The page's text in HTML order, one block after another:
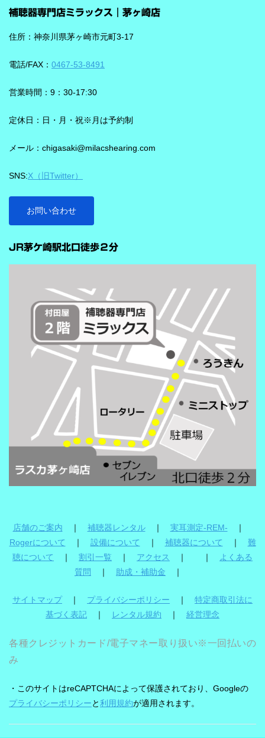
音が同時に耳に入ってきます。 ビビアは、そうした場面で必要な
ことばと不要な雑音のコントラストをつくる方向で働くことが特
やすくする設計と考えると理解しやすいです。 DNNチップで、騒
Neural Network）チップが搭載されています。 このDNNチップは
を支える役割を担うと説明されています。 さらに、このチップが
作し、1日あたり4.9兆回の演算を行うとされています。 「インテ
ビビアの注目機能の一つが「インテリジェンス フォーカス」で
ストをつけることで、より聞き取りを助ける会話学習を利用した
雑音抑制機能です。※9クラスのみ搭載 重要なのは、この機能
が“周囲の音を全部
し、7クラスならデータを192,000個収集するから、騒音下での言
ズ」ならより聞き取りやすくしてくれます。 デモ動画で確認 🔽ス
もロックオン機能を使えば、言葉の聞き取りが25％アップ！
補聴器専門店ミラックス｜茅ヶ崎店
住所：神奈川県茅ヶ崎市元町3-17
電話/FAX： 0467-53-8491
営業時間：9：30-17:30
定休日：日・月・祝※月は予約制
メール：chigasaki@milacshearing.com
SNS:X（旧Twitter）
お問い合わせ
JR茅ケ崎駅北口徒歩２分
店舗のご案内 ｜ 補聴器レンタル｜ 実耳測定-REM- ｜
Rogerについて ｜ 設備について ｜ 補聴器について ｜ 難
聴について
｜ 割引一覧 ｜ アクセス ｜ ｜
よくある
質問
｜ 助成・補助金 ｜
サイトマップ｜ プライバシーポリシー ｜ 特定商取引法に
基づく表記 ｜ レンタル規約 ｜ 経営理念
各種クレジットカード/電子マネー取り扱い※一回払いの
み
・このサイトはreCAPTCHAによって保護されており、Googleの
プライバシーポリシーと利用規約が適用されます。